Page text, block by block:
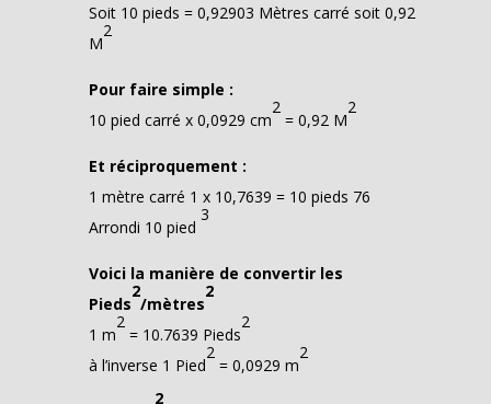
Soit 10 pieds = 0,92903 Mètres carré soit 0,92
M
2
Pour faire simple :
10 pied carré x 0,0929 cm
2
= 0,92 M
2
Et réciproquement :
1 mètre carré 1 x 10,7639 = 10 pieds 76
Arrondi 10 pied
3
Voici la manière de convertir les
Pieds
2
/mètres
2
1 m
2
= 10.7639 Pieds
2
à l’inverse 1 Pied
2
= 0,0929 m
2
2